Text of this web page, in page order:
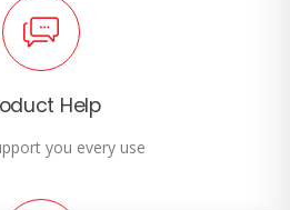
Help
you every use